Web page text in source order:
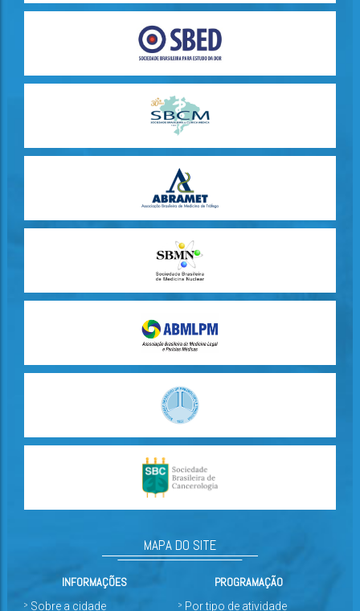
MAPA DO SITE
INFORMAÇÕES
Sobre a cidade
PROGRAMAÇÃO
Por tipo de atividade